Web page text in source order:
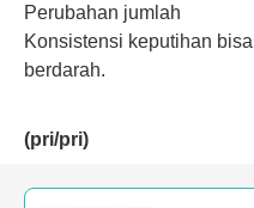
Perubahan jumlah
Konsistensi keputihan
berdarah.
(pri/pri)